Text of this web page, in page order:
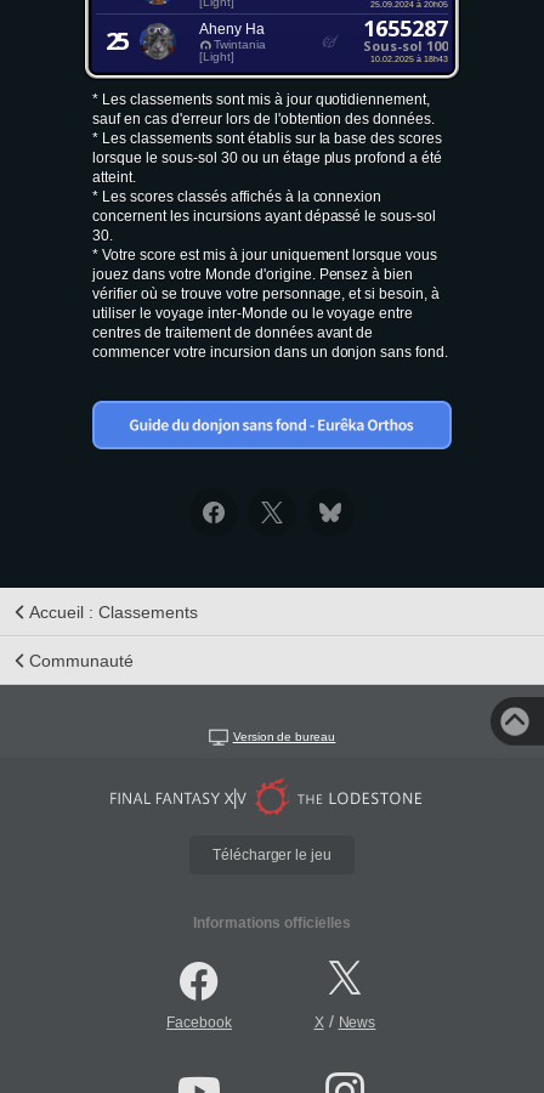
25.09.2024 à 20h05
25 Aheny Ha
Twintania
[Light]
1655287
Sous-sol 100
10.02.2025 à 18h43
* Les classements sont mis à jour quotidiennement,
sauf en cas d'erreur lors de l'obtention des données.
* Les classements sont établis sur la base des scores
lorsque le sous-sol 30 ou un étage plus profond a été
atteint.
* Les scores classés affichés à la connexion
concernent les incursions ayant dépassé le sous-sol
30.
* Votre score est mis à jour uniquement lorsque vous
jouez dans votre Monde d'origine. Pensez à bien
vérifier où se trouve votre personnage, et si besoin, à
utiliser le voyage inter-Monde ou le voyage entre
centres de traitement de données avant de
commencer votre incursion dans un donjon sans fond.
Accueil : Classements
Communauté
Version de bureau
Télécharger le jeu
Informations officielles
Facebook X/ News